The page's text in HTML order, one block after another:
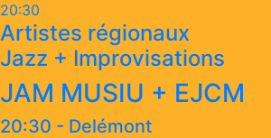
20:30
Artistes régionaux
Jazz + Improvisations
JAM MUSIU + EJCM
20:30 - Delémont